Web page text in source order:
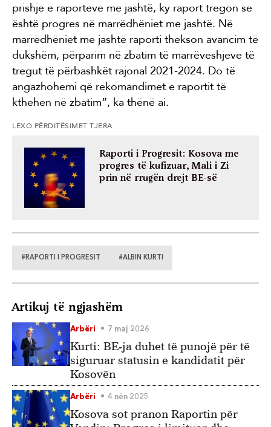
prishje e raporteve me jashtë, ky raport tregon se
është progres në marrëdhëniet me jashtë. Në
marrëdhëniet me jashtë raporti thekson avancim të
dukshëm, përparim në zbatim të marrëveshjeve të
tregut të përbashkët rajonal 2021-2024. Do të
angazhohemi që rekomandimet e raportit të
kthehen në zbatim”, ka thënë ai.
LEXO PËRDITËSIMET TJERA
Raporti i Progresit: Kosova me
progres të kufizuar, Mali i Zi
prin në rrugën drejt BE-së
#RAPORTI I PROGRESIT #ALBIN KURTI
Artikuj të ngjashëm
Arbëri 7 maj 2026
Kurti: BE-ja duhet të punojë për të
siguruar statusin e kandidatit për
Kosovën
Arbëri 4 nën 2025
Kosova sot pranon Raportin për